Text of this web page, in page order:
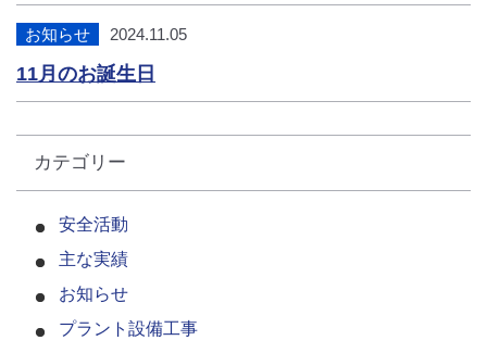
お知らせ 2024.11.05
11月のお誕生日
カテゴリー
安全活動
主な実績
お知らせ
プラント設備工事